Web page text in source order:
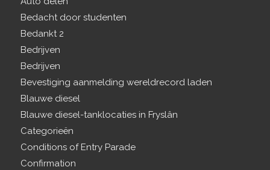
Bedacht door studenten
Bedankt 2
Bedrijven
Bedrijven
Bevestiging aanmelding wereldrecord laden
Blauwe diesel
Blauwe diesel-tanklocaties in Fryslân
Categorieën
Conditions of Entry Parade
Confirmation